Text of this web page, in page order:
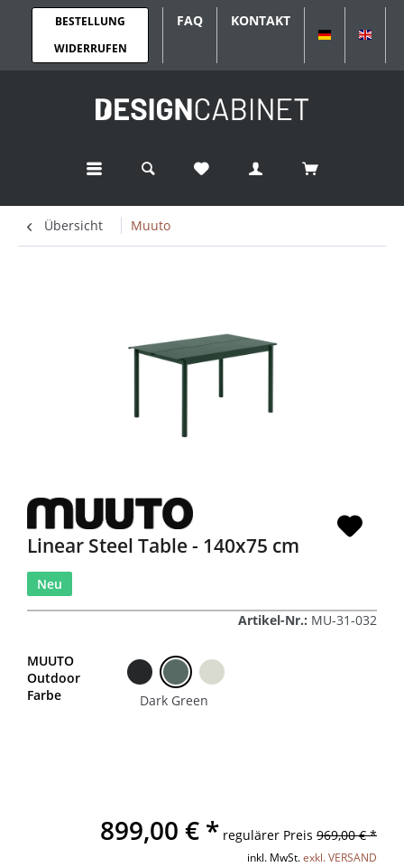
BESTELLUNG
WIDERRUFEN
FAQ
KONTAKT
DEUTSCH
Übersicht Muuto
Linear Steel Table - 140x75 cm
Neu
Artikel-Nr.: MU-31-032
MUUTO
Outdoor
Farbe
Dark Green
899,00 € * regulärer Preis 969,00 € *
inkl. MwSt.exkl. VERSAND